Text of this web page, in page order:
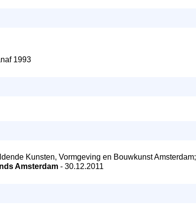
1993
Kunsten, Vormgeving en Bouwkunst Amsterdam;
Amsterdam - 30.12.2011